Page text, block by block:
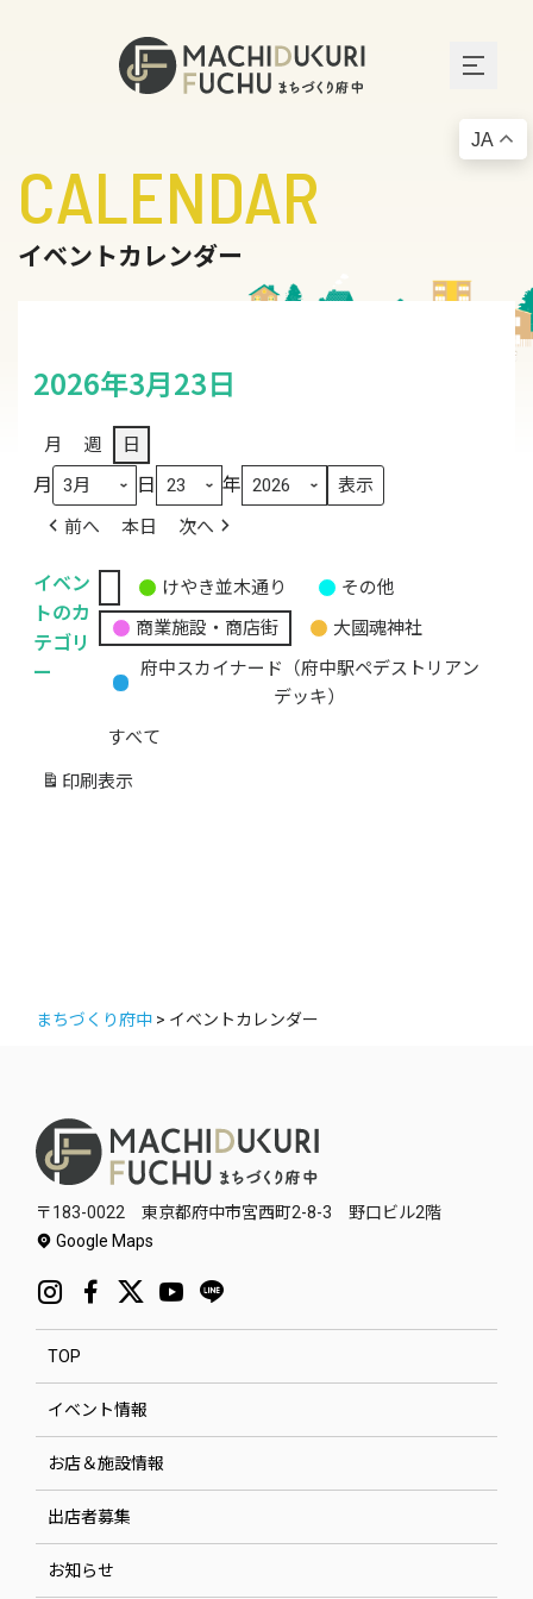
CALENDAR
イベントカレンダー
2026年3月23日
月 週 日
月 日 年
前へ 本日 次へ
イベン
トのカ
テゴリ
ー
無
題
カ
ゴ
リ
けやき並木通り
その他
商業施設・商店街
大國魂神社
府中スカイナード（府中駅ペデストリアン
デッキ）
すべて
印刷 表示
まちづくり府中 > イベントカレンダー
〒183-0022 東京都府中市宮西町2-8-3 野口ビル2階
Google Maps
TOP
イベント情報
お店＆施設情報
出店者募集
お知らせ
JA